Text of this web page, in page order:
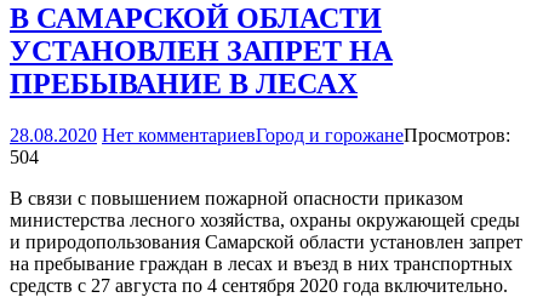
В САМАРСКОЙ ОБЛАСТИ
УСТАНОВЛЕН ЗАПРЕТ НА
ПРЕБЫВАНИЕ В ЛЕСАХ
28.08.2020 Нет комментариевГород и горожанеПросмотров:
504
В связи с повышением пожарной опасности приказом
министерства лесного хозяйства, охраны окружающей среды
и природопользования Самарской области установлен запрет
на пребывание граждан в лесах и въезд в них транспортных
средств с 27 августа по 4 сентября 2020 года включительно.